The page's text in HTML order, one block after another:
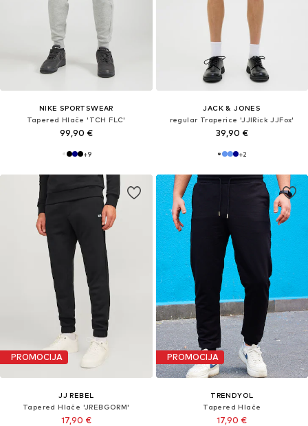
NIKE SPORTSWEAR
Tapered Hlače 'TCH FLC'
99,90 €
+9
JACK & JONES
regular Traperice 'JJIRick JJFox'
39,90 €
+2
PROMOCIJA
JJ REBEL
Tapered Hlače 'JREBGORM'
17,90 €
PROMOCIJA
TRENDYOL
Tapered Hlače
17,90 €